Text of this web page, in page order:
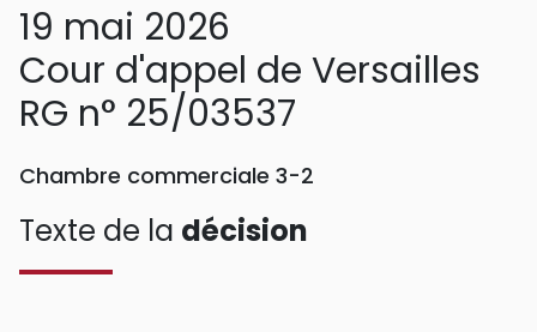
19 mai 2026
Cour d'appel de Versailles
RG n° 25/03537
Chambre commerciale 3-2
Texte de la décision